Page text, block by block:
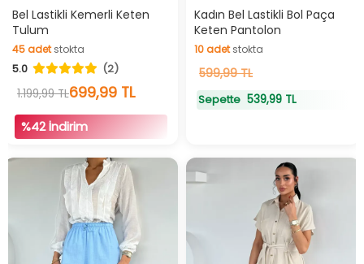
Videolu Ürün
Bel Lastikli Kemerli Keten
Tulum
45adet
45 adetstokta
5.0
(2)
1.199,99 TL699,99 TL
%42 İndirim
Kadın Bel Lastikli Bol Paça
Keten Pantolon
10adet stokta
10 adetstokta
599,99 TL
Sepette 539,99 TL